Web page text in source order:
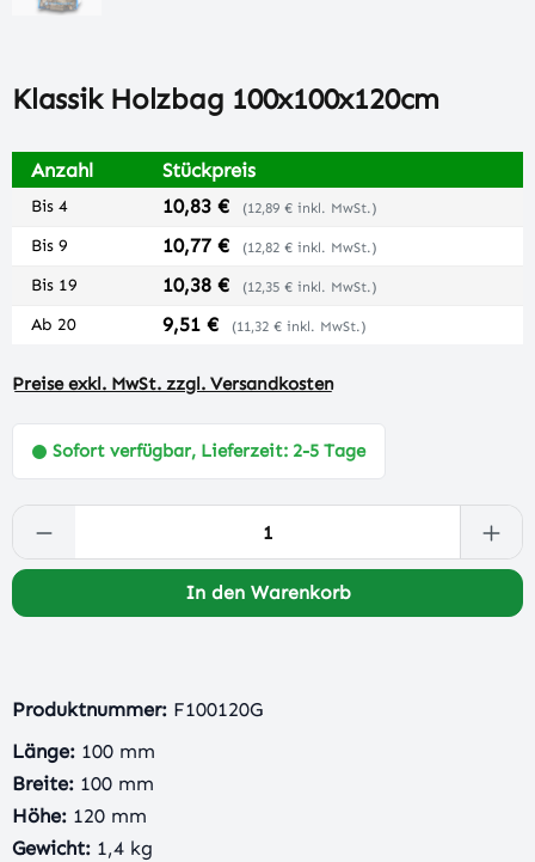
Klassik Holzbag 100x100x120cm
Anzahl Stückpreis
Bis 4 10,83 € (12,89 € inkl. MwSt.)
Bis 9 10,77 € (12,82 € inkl. MwSt.)
Bis 19 10,38 € (12,35 € inkl. MwSt.)
Ab 20 9,51 € (11,32 € inkl. MwSt.)
Preise exkl. MwSt. zzgl. Versandkosten
Sofort verfügbar, Lieferzeit: 2-5 Tage
Produkt Anzahl: Gib den gewünschten
In den Warenkorb
Produktnummer: F100120G
Länge: 100 mm
Breite: 100 mm
Höhe: 120 mm
Gewicht: 1,4 kg